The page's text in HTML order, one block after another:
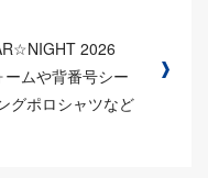
2026
ムや背番号シー
グポロシャツなど